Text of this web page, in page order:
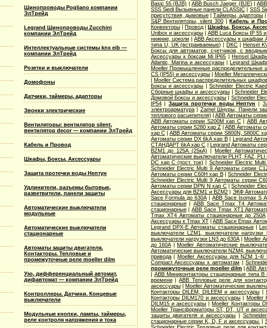
Шинопроводы Pogliano компании
ЭлТрейд
Legrand Шинопроводы Zucchini
компании ЭлТрейд
Интеллектуальные системы knx eib —
компании ЭлТрейд
Розетки и выключатели
Домофоны
Датчики, таймеры, адапторы
Звонки электрические
Вентиляторы: вентилятор silent,
вентилятор decor — компании ЭлТрейд
Кабель и Провод
Шкафы, Боксы, Аксессуары
Защита протечки воды Нептун
Удлинители, разъемы бытовые,
разветвители, панели защиты
Автоматические выключатели
модульные
Автоматические выключатели
стационарные
Автоматы защиты двигателя.
Контакторы. Тепловые и
промежуточные реле moeller dilm
Узо, дифференциальный автомат,
дифавтомат — компании ЭлТрейд
Контроллеры. Датчики. Концевые
выключатели
Модульные кнопки, лампы, таймеры,
реле контроля напряжения и тока
Basic 55 (BJB) | АВВ Busch Jaeger (BJE) |
SSS Siedl Вызывные панели CLASSIC | SSS
присутствия, дымовые| Таймеры, адапторы
S&P Вентиляторы, silent 300|Кабель и
Конвекторы|Провод |Шкафы, Боксы,
Unibox и аксессуары| ABB Luca Боксы IP 55
нижние, цоколи | ABB Аксессуары к шкафам
типа U, UK (встраиваемые) |DKC |Hensel
Боксы для автоматов, счетчиков, с
Аксессуары к боксам Mi IP65 | Hensel
Atlantic, Marina и аксессуары|Legrand
Moeller Промышленные
CS (IP55) и аксессуары| Moeller
| Moeller Система распределительных
Боксы и аксессуары |Schneider Electric
Сборные шкафы и аксессуары|Schneider
Домовой Боксы и аксессуары| Schneider
IP54|Защита протечки воды Нептун |
электроарматура| Zamel Шнуры, Панели
теплового расцепителя) | ABB Автоматы
ABB Автоматы серии S200M хар С| ABB
Автоматы серии S280 хар Z| ABB Автоматы
хар С|ABB Автоматы серии S800N, S800C
Автоматы серии DX 6kA хар B| Legrand
СТАНДАРТ 6kA хар C | Legrand Автоматы
BZM1 до 125А (25кА)
|Moeller
Автоматические выключатели PLHT, FAZ, PLI
DC хар C (пост. ток) | Schneider Electric
Schneider Electric Multi 9 Автоматы серии
Автоматы серии C60H хар B|Schneider
Schneider Electric Multi 9 Автоматы серии
Автоматы серии DPN N хар С|Schneider
Аксессуары для BZM1 и BZM2 | ЭКФ
Sace Formula до 630А|ABB Sace Isomax S
стационарные| ABB Sace Tmax T4
стационарные|ABB Sace Tmax XT1
Tmax XT4 Автоматы стационарные до 250А
Аксессуары к Tmax XT| ABB Sace Еmax
Legrand DPX-E Автоматы стационарные|
выключатели LZM1, выключатели
выключатели нагрузки LN3 до 630А |Moeller
до 160А |Moeller Автоматические
Автоматические выключатели NZM4,
привода|Moeller Аксессуары для NZM 1-4/
Compact Аксессуары к автоматам |
промежуточные реле moeller dilm |ABB
| ABB Миниконтакторы стационарные типа
времени|ABB Тепловые реле для
аксессуары| Moeller Автоматические
Контакторы DILEM, DILEEM и аксессуары|
Контакторы DILM170 и аксессуары | Moeller
DILM15 и аксессуары |Moeller Контакторы
Moeller Трансформаторы ST, DT, UT и
защиты двигателя и аксессуары |
стационарные серии K, D, F и аксессуары. |